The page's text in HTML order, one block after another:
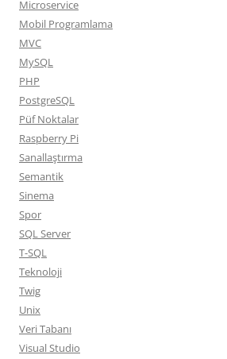
Microservice
Mobil Programlama
MVC
MySQL
PHP
PostgreSQL
Püf Noktalar
Raspberry Pi
Sanallaştırma
Semantik
Sinema
Spor
SQL Server
T-SQL
Teknoloji
Twig
Unix
Veri Tabanı
Visual Studio